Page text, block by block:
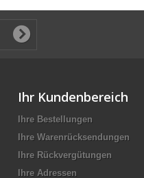
Ihr Kundenbereich
Ihre Bestellungen
Ihre Warenrücksendungen
Ihre Rückvergütungen
Ihre Adressen